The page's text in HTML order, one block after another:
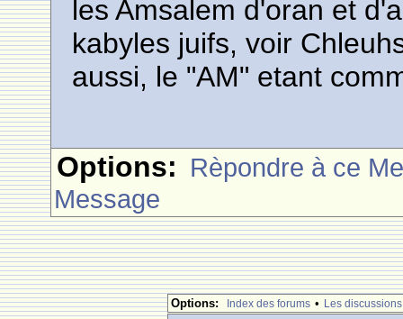
les Amsalem d'oran et
kabyles juifs, voir
aussi, le "AM" etant
Options: Rèpondre à ce
Message
Options: Index des forums • Les discussions